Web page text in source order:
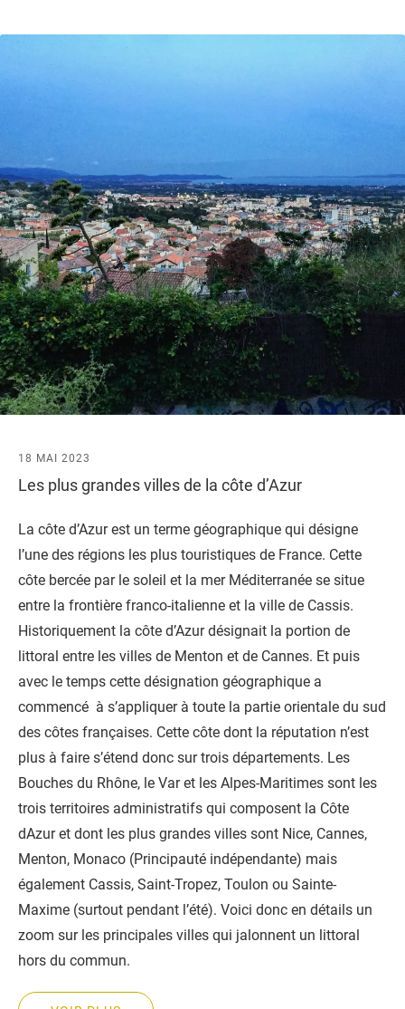
18 MAI 2023
Les plus grandes villes de la côte d’Azur
La côte d’Azur est un terme géographique qui désigne
l’une des régions les plus touristiques de France. Cette
côte bercée par le soleil et la mer Méditerranée se situe
entre la frontière franco-italienne et la ville de Cassis.
Historiquement la côte d’Azur désignait la portion de
littoral entre les villes de Menton et de Cannes. Et puis
avec le temps cette désignation géographique a
commencé à s’appliquer à toute la partie orientale du sud
des côtes françaises. Cette côte dont la réputation n’est
plus à faire s’étend donc sur trois départements. Les
Bouches du Rhône, le Var et les Alpes-Maritimes sont les
trois territoires administratifs qui composent la Côte
dAzur et dont les plus grandes villes sont Nice, Cannes,
Menton, Monaco (Principauté indépendante) mais
également Cassis, Saint-Tropez, Toulon ou Sainte-
Maxime (surtout pendant l’été). Voici donc en détails un
zoom sur les principales villes qui jalonnent un littoral
hors du commun.